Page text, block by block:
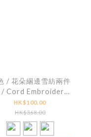
/ 花朵綑邊雪紡兩件
/ Cord Embroidery
Chiffon Cami and
Jacket
HK$100.00
HK$368.00